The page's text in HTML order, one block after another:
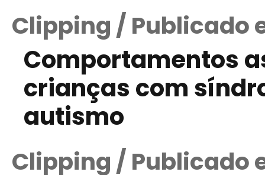
Clipping / Publicado
Comportamentos
crianças com
autismo
Clipping / Publicado